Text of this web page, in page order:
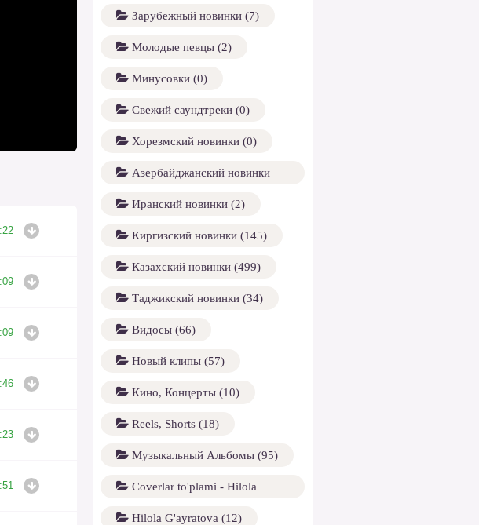
Зарубежный новинки (7)
Молодые певцы (2)
Минусовки (0)
Свежий саундтреки (0)
Хорезмский новинки (0)
Азербайджанский новинки
(1158)
Иранский новинки (2)
Киргизский новинки (145)
Казахский новинки (499)
Таджикский новинки (34)
Видосы (66)
Новый клипы (57)
Кино, Концерты (10)
Reels, Shorts (18)
Музыкальный Альбомы (95)
Coverlar to'plami - Hilola
G'ayratova (13)
Hilola G'ayratova (12)